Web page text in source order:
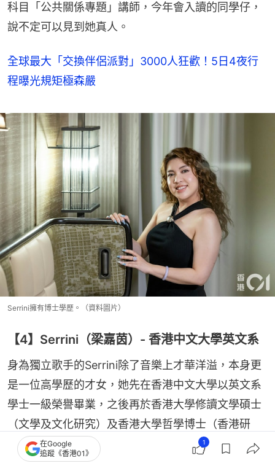
科目「公共關係專題」講師，今年會入讀的同學仔，
說不定可以見到她真人。
全球最大「交換伴侶派對」3000人狂歡！5日4夜行
程曝光規矩極森嚴
Serrini擁有博士學歷。（資料圖片）
【4】Serrini（梁嘉茵）- 香港中文大學英文系
身為獨立歌手的Serrini除了音樂上才華洋溢，本身更
是一位高學歷的才女，她先在香港中文大學以英文系
學士一級榮譽畢業，之後再於香港大學修讀文學碩士
（文學及文化研究）及香港大學哲學博士（香港研
究），及後更自掏腰包設立大學獎學「 Serrini
Scholarship 梁嘉茵獎學金」。
在Google
追蹤《香港01》
1